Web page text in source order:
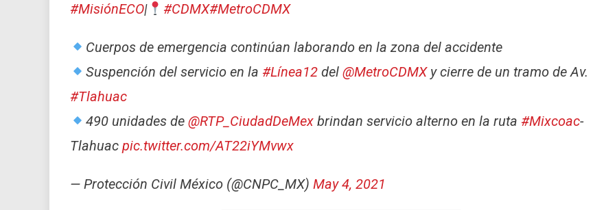
#MisiónECO| #CDMX#MetroCDMX
Cuerpos de emergencia continúan laborando en la zona del accidente
Suspención del servicio en la #Línea12del @MetroCDMXy cierre de un tramo de Av.
#Tlahuac
490 unidades de @RTP_CiudadDeMexbrindan servicio alterno en la ruta #Mixcoac-
Tlahuac pic.twitter.com/AT22iYMvwx
— Protección Civil México (@CNPC_MX) May 4, 2021